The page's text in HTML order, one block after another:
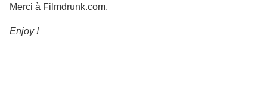
Merci à Filmdrunk.com.
Enjoy !